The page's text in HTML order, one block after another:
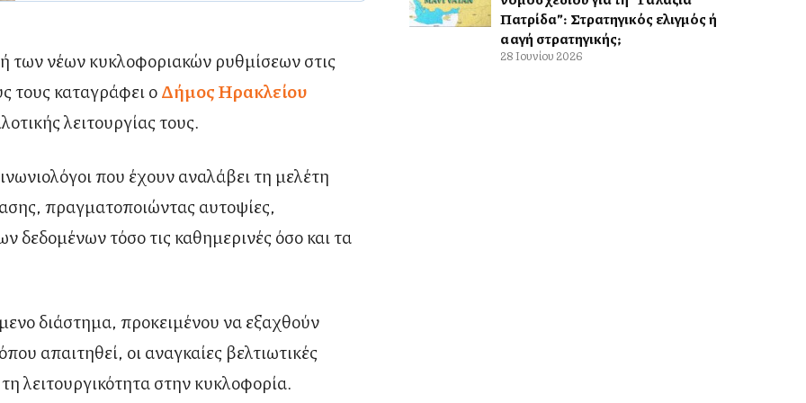
νέων κυκλοφοριακών ρυθμίσεων στις
τους καταγράφει οΔήμος Ηρακλείου
λειτουργίας τους.
που έχουν αναλάβει τη μελέτη
πραγματοποιώντας αυτοψίες,
δεδομένων τόσο τις καθημερινές όσο και τα
διάστημα, προκειμένου να εξαχθούν
απαιτηθεί, οι αναγκαίες βελτιωτικές
λειτουργικότητα στην κυκλοφορία.
Πατρίδα”: Στρατηγικός ελιγμός ή
αλλαγή στρατηγικής;
28 Ιουνίου 2026